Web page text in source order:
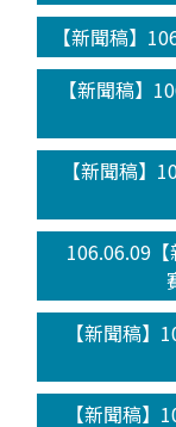
【新聞稿】
【新聞稿】
【新聞稿】
106.06.09
【新聞稿
【新聞稿